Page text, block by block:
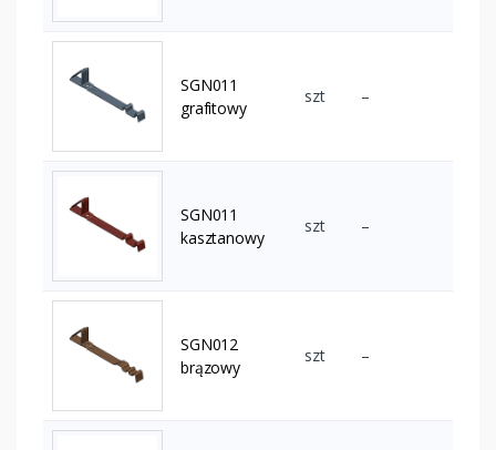
SGN011
grafitowy
szt –
SGN011
kasztanowy
szt –
SGN012
brązowy
szt –